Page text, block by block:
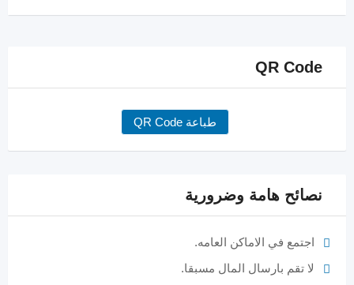
QR Code
طباعة QR Code
نصائح هامة وضرورية
اجتمع في الاماكن العامه.
لا تقم بارسال المال مسبقا.